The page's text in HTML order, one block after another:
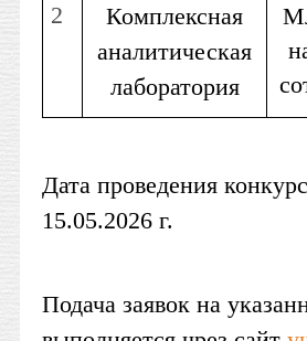
2
Комплексная
аналитическая
лаборатория
Дата проведения
15.05.2026 г.
Подача заявок на